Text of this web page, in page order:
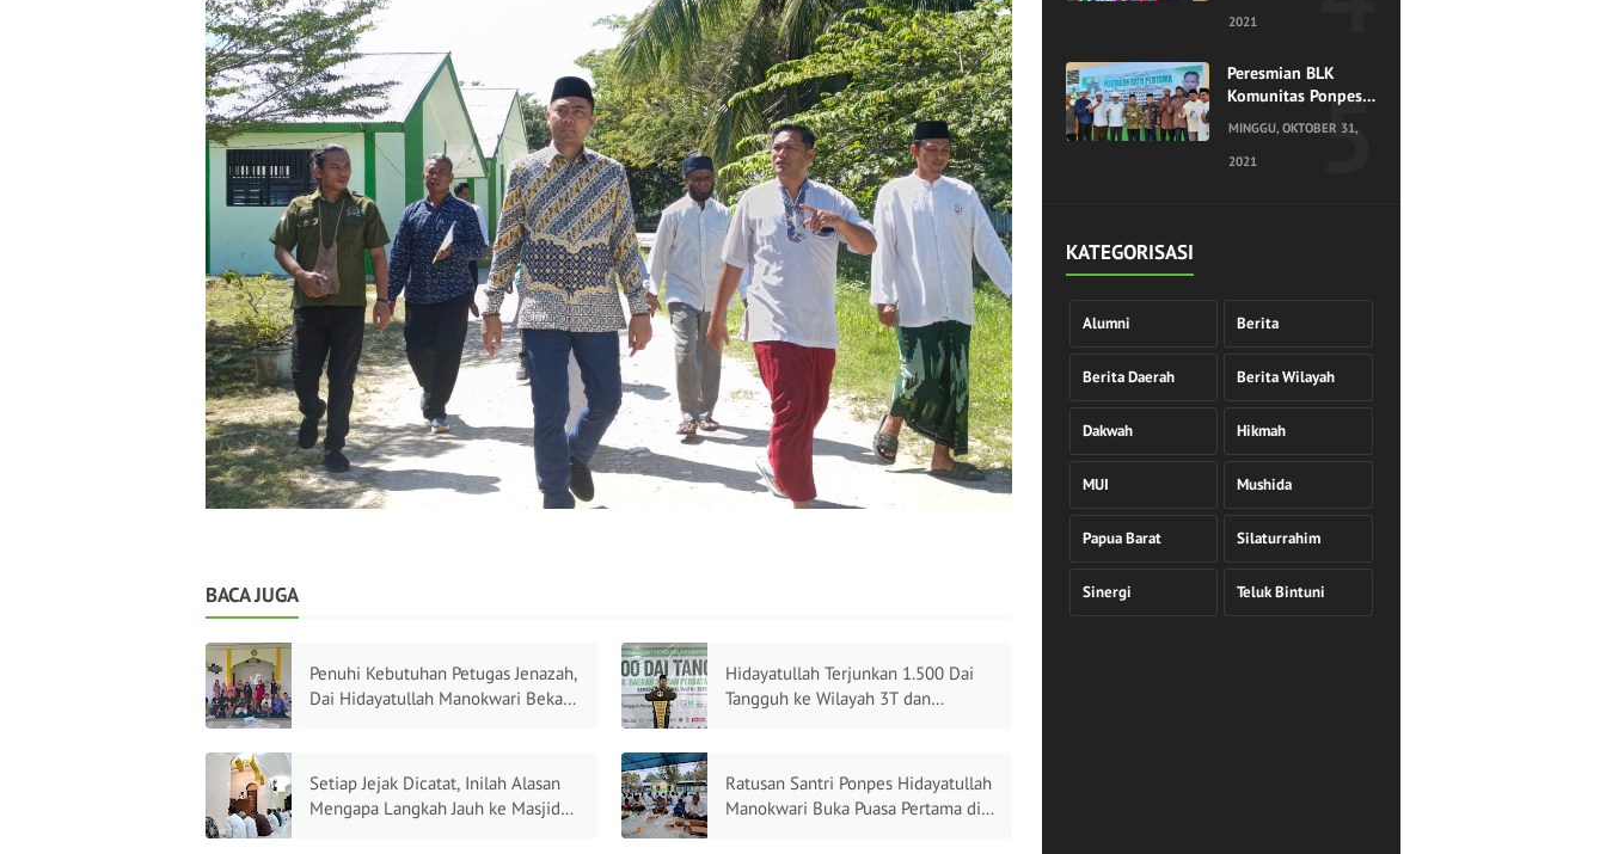
BACA JUGA
Penuhi Kebutuhan Petugas Jenazah,
Dai Hidayatullah Manokwari Bekali
Hidayatullah Terjunkan 1.500 Dai
Tangguh ke Wilayah 3T dan
Setiap Jejak Dicatat, Inilah Alasan
Mengapa Langkah Jauh ke Masjid
Ratusan Santri Ponpes Hidayatullah
Manokwari Buka Puasa Pertama di
2021
Peresmian BLK
Komunitas Ponpes
Hidayatullah
Sorong
MINGGU, OKTOBER 31,
2021
KATEGORISASI
Alumni Berita
Berita Daerah Berita Wilayah
Dakwah Hikmah
MUI Mushida
Papua Barat Silaturrahim
Sinergi Teluk Bintuni